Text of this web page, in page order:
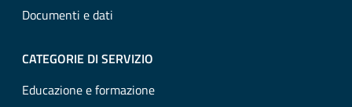
Documenti e dati
CATEGORIE DI SERVIZIO
Educazione e formazione